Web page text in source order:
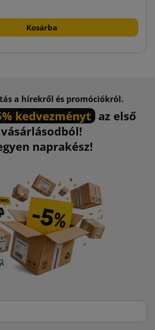
Kosárba
a hírekről és promóciókról.
kedvezményt az első
vásárlásodból!
naprakész!